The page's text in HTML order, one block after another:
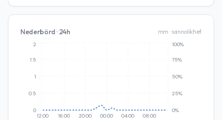
Nederbörd · 24h mm · sannolikhet
12:00 16:00 20:00 00:00 04:00 08:00
0
0.5
1
1.5
2
0%
25%
50%
75%
100%